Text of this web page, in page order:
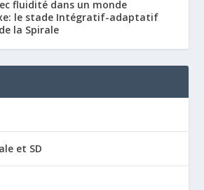
fluidité dans un monde
le stade Intégratif-adaptatif
la Spirale
et SD